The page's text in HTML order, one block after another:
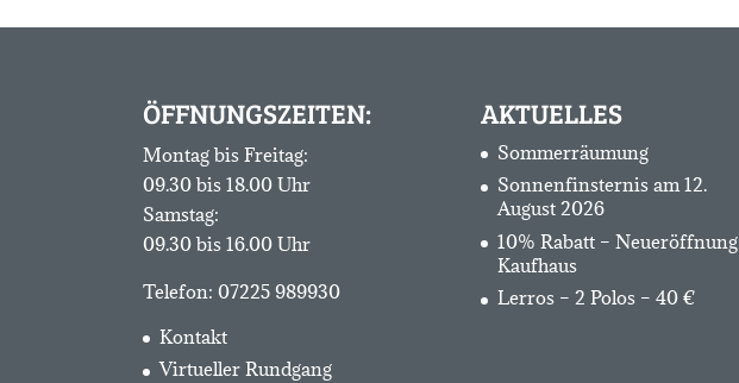
ÖFFNUNGSZEITEN:
Montag bis Freitag:
09.30 bis 18.00 Uhr
Samstag:
09.30 bis 16.00 Uhr
Telefon:07225 989930
Kontakt
Virtueller Rundgang
AKTUELLES
Sommerräumung
Sonnenfinsternis am 12.
August 2026
10% Rabatt – Neueröffnung
Kaufhaus
Lerros – 2 Polos – 40 €